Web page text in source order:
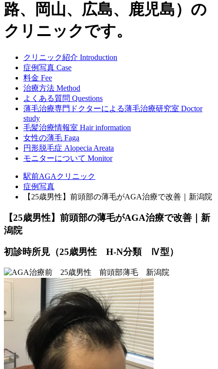
路、岡山、広島、鹿児島）の
クリニックです。
クリニック紹介 Introduction
症例写真 Case
料金 Fee
治療方法 Method
よくある質問 Questions
薄毛治療専門ドクターによる薄毛治療研究室 Doctor
study
毛髪治療情報室 Hair information
女性の薄毛 Faga
円形脱毛症 Alopecia Areata
モニターについて Monitor
駅前AGAクリニック
症例写真
【25歳男性】前頭部の薄毛がAGA治療で改善｜新潟院
【25歳男性】前頭部の薄毛がAGA治療で改善｜新
潟院
初診時所見（25歳男性 H-N分類 Ⅳ型）